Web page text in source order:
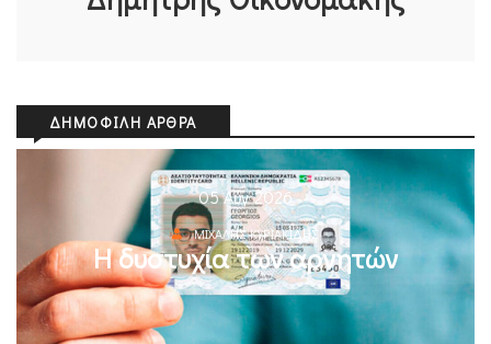
ΔΗΜΟΦΙΛΉ ΆΡΘΡΑ
05 Αυγ 2026
ΜΙΧΆΛΗΣ ΚΥΡΙΑΚΊΔΗΣ
Η δυστυχία των αρνητών